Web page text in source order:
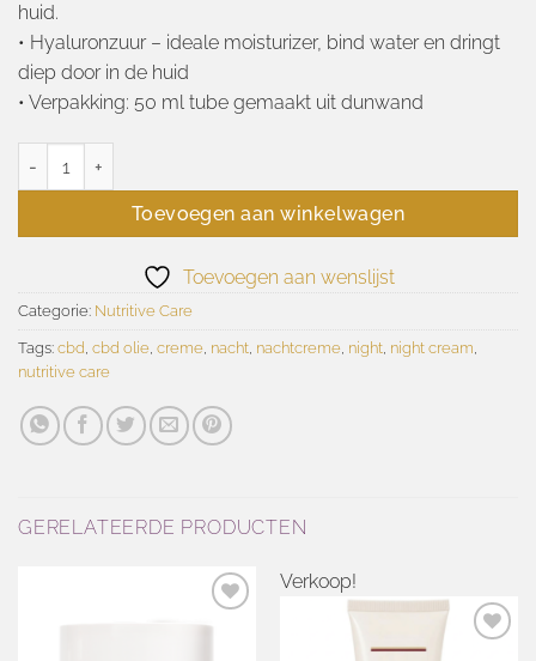
huid.
• Hyaluronzuur – ideale moisturizer, bind water en dringt
diep door in de huid
• Verpakking: 50 ml tube gemaakt uit dunwand
Toevoegen aan winkelwagen
Toevoegen aan wenslijst
Categorie: Nutritive Care
Tags: cbd cbd olie creme nacht nachtcreme night night cream
nutritive care
GERELATEERDE PRODUCTEN
Toevoegen
Verkoop!